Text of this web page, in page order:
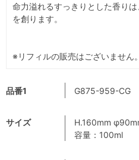
品番1 G875-959-CG
サイズ
H.160mm
容量：100ml
命力溢れるすっきりとした香り
を創ります。
※リフィルの販売はございません